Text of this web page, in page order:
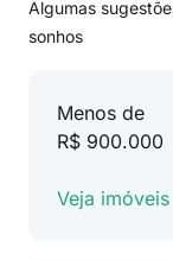
Algumas
sonhos
Menos de
R$ 900.000
Veja imóveis